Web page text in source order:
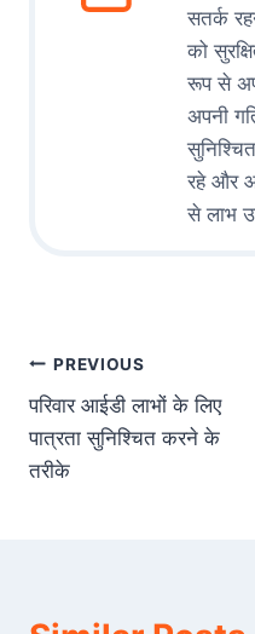
सतर्क
को
रूप से
अपनी
रहे और
से लाभ
Post
navigation
PREVIOUS
परिवार आईडी लाभों के लिए
पात्रता सुनिश्चित करने के
तरीके